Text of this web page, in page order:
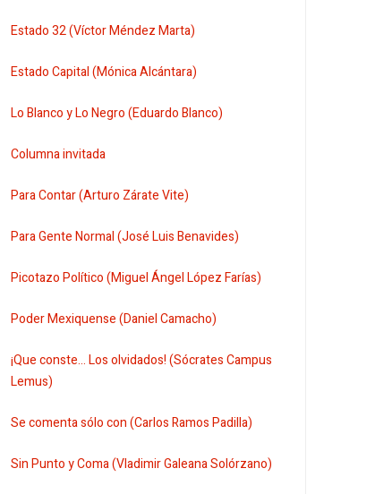
Estado 32 (Víctor Méndez Marta)
Estado Capital (Mónica Alcántara)
Lo Blanco y Lo Negro (Eduardo Blanco)
Columna invitada
Para Contar (Arturo Zárate Vite)
Para Gente Normal (José Luis Benavides)
Picotazo Político (Miguel Ángel López Farías)
Poder Mexiquense (Daniel Camacho)
¡Que conste... Los olvidados! (Sócrates Campus
Lemus)
Se comenta sólo con (Carlos Ramos Padilla)
Sin Punto y Coma (Vladimir Galeana Solórzano)